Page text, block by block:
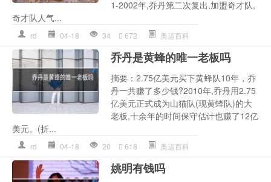
1-2002年,乔丹第二次复出,加盟奇才队,
奇才队人气...
rd 04-18 34 672 奥运百科
乔丹是黄蜂的唯一老板吗
摘要：2.75亿美元买下黄蜂队10年，乔
丹一共赚了多少钱?2010年,乔丹用2.75
亿美元正式成为山猫队(现黄蜂队)的大
老板,十余年的时间保守估计也赚了12亿
美元。(折...
rd 04-18 20 618 奥运百科
姚明有钱吗